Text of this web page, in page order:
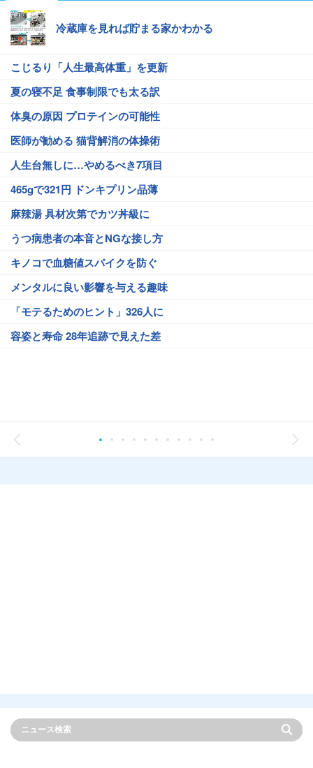
冷蔵庫を見れば貯まる家かわかる
こじるり「人生最高体重」を更新
夏の寝不足 食事制限でも太る訳
体臭の原因 プロテインの可能性
医師が勧める 猫背解消の体操術
人生台無しに…やめるべき7項目
465gで321円 ドンキプリン品薄
麻辣湯 具材次第でカツ丼級に
うつ病患者の本音とNGな接し方
キノコで血糖値スパイクを防ぐ
メンタルに良い影響を与える趣味
「モテるためのヒント」326人に
容姿と寿命 28年追跡で見えた差